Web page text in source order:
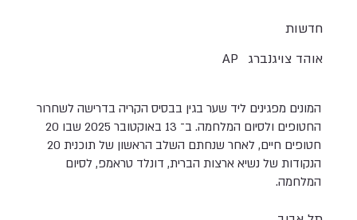
חדשות
AP
אוהד צויגנברג
המונים מפגינים ליד שער בגין בבסיס הקריה בדרישה לשחרור
החטופים ולסיום המלחמה. ב־ 13 באוקטובר 2025 שבו 20
חטופים חיים, לאחר שנחתם השלב הראשון של תוכנית 20
הנקודות של נשיא ארצות הברית, דונלד טראמפ, לסיום
המלחמה.